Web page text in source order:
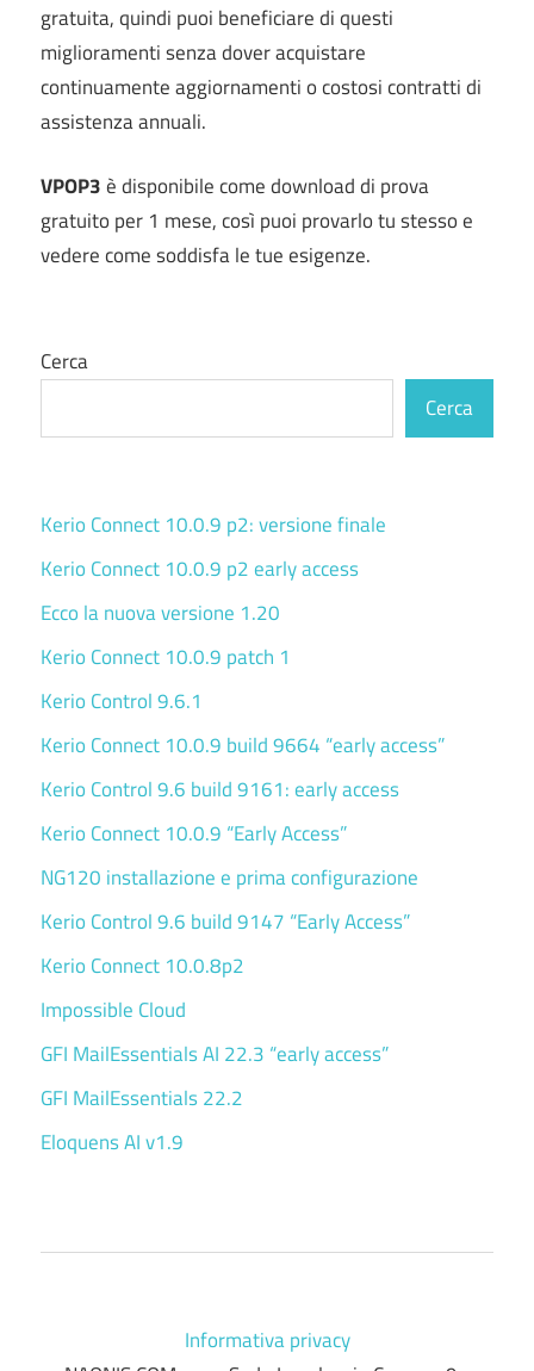
gratuita, quindi puoi beneficiare di questi
miglioramenti senza dover acquistare
continuamente aggiornamenti o costosi contratti di
assistenza annuali.
VPOP3è disponibile come download di prova
gratuito per 1 mese, così puoi provarlo tu stesso e
vedere come soddisfa le tue esigenze.
Cerca
Cerca
Kerio Connect 10.0.9 p2: versione finale
Kerio Connect 10.0.9 p2 early access
Ecco la nuova versione 1.20
Kerio Connect 10.0.9 patch 1
Kerio Control 9.6.1
Kerio Connect 10.0.9 build 9664 “early access”
Kerio Control 9.6 build 9161: early access
Kerio Connect 10.0.9 “Early Access”
NG120 installazione e prima configurazione
Kerio Control 9.6 build 9147 “Early Access”
Kerio Connect 10.0.8p2
Impossible Cloud
GFI MailEssentials AI 22.3 “early access”
GFI MailEssentials 22.2
Eloquens AI v1.9
Informativa privacy